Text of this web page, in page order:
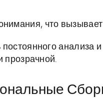
что
анализа и
прозрачной.